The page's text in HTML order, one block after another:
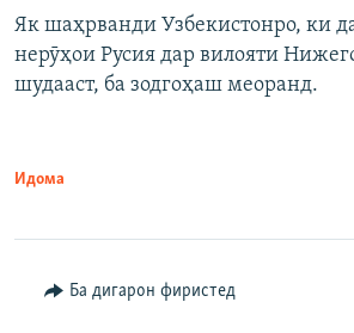
Як шаҳрванди Узбекистонро, ки
нерӯҳои Русия дар вилояти
шудааст, ба зодгоҳаш меоранд.
Идома
Ба дигарон фиристед